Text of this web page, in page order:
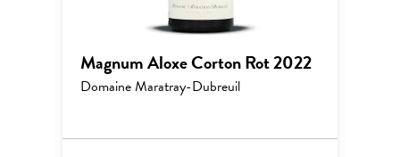
Magnum Aloxe Corton Rot 2022
Domaine Maratray-Dubreuil